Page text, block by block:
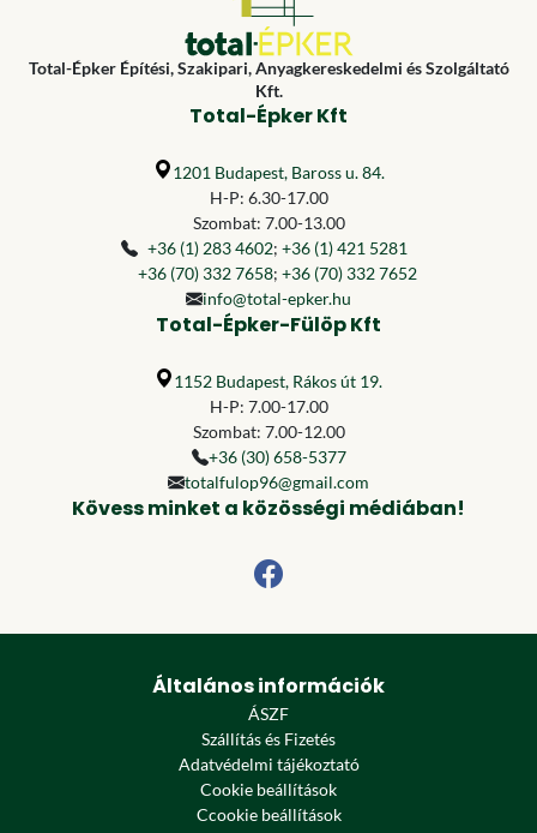
Total-Épker Építési, Szakipari, Anyagkereskedelmi és Szolgáltató
Kft.
Total-Épker Kft
1201 Budapest, Baross u. 84.
H-P: 6.30-17.00
Szombat: 7.00-13.00
+36 (1) 283 4602; +36 (1) 421 5281
+36 (70) 332 7658; +36 (70) 332 7652
info@total-epker.hu
Total-Épker-Fülöp Kft
1152 Budapest, Rákos út 19.
H-P: 7.00-17.00
Szombat: 7.00-12.00
+36 (30) 658-5377
totalfulop96@gmail.com
Kövess minket a közösségi médiában!
Általános információk
ÁSZF
Szállítás és Fizetés
Adatvédelmi tájékoztató
Cookie beállítások
Ccookie beállítások